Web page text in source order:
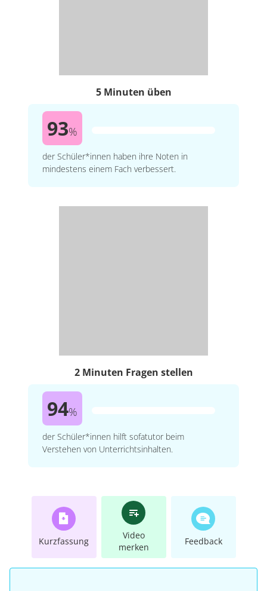
5 Minuten üben
93%
der Schüler*innen haben ihre Noten in
mindestens einem Fach verbessert.
2 Minuten Fragen stellen
94%
der Schüler*innen hilft sofatutor beim
Verstehen von Unterrichtsinhalten.
Kurzfassung
Video
merken
Feedback